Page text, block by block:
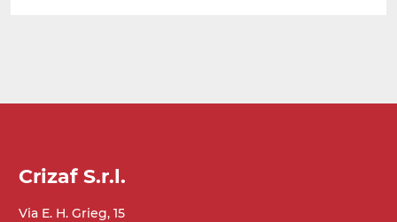
Crizaf S.r.l.
Via E. H. Grieg, 15